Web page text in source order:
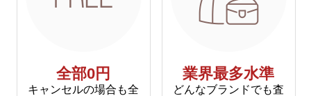
全部0円
キャンセルの場合も全
業界最多水準
どんなブランドでも査